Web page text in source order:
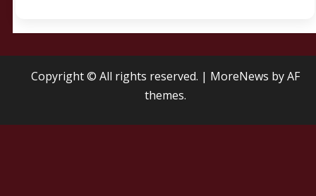
Copyright © All rights reserved. | MoreNews by AF
themes.